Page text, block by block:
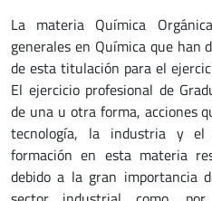
La materia Química
generales en Química que han
de esta titulación para el
El ejercicio profesional de
de una u otra forma, acciones
tecnología, la industria y el
formación en esta materia
debido a la gran importancia